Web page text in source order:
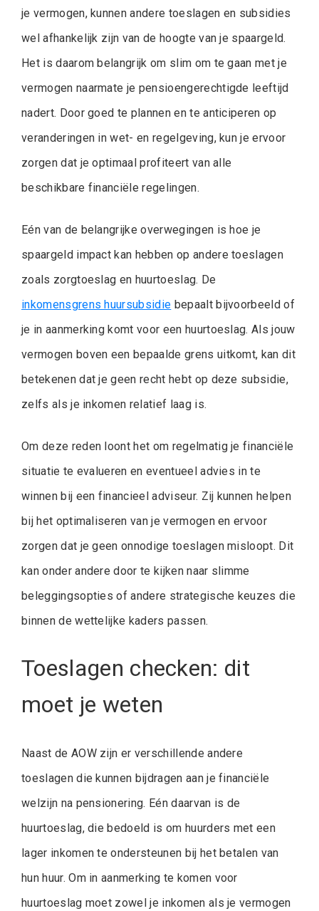
je vermogen, kunnen andere toeslagen en subsidies
wel afhankelijk zijn van de hoogte van je spaargeld.
Het is daarom belangrijk om slim om te gaan met je
vermogen naarmate je pensioengerechtigde leeftijd
nadert. Door goed te plannen en te anticiperen op
veranderingen in wet- en regelgeving, kun je ervoor
zorgen dat je optimaal profiteert van alle
beschikbare financiële regelingen.
Eén van de belangrijke overwegingen is hoe je
spaargeld impact kan hebben op andere toeslagen
zoals zorgtoeslag en huurtoeslag. De
inkomensgrens huursubsidie bepaalt bijvoorbeeld of
je in aanmerking komt voor een huurtoeslag. Als jouw
vermogen boven een bepaalde grens uitkomt, kan dit
betekenen dat je geen recht hebt op deze subsidie,
zelfs als je inkomen relatief laag is.
Om deze reden loont het om regelmatig je financiële
situatie te evalueren en eventueel advies in te
winnen bij een financieel adviseur. Zij kunnen helpen
bij het optimaliseren van je vermogen en ervoor
zorgen dat je geen onnodige toeslagen misloopt. Dit
kan onder andere door te kijken naar slimme
beleggingsopties of andere strategische keuzes die
binnen de wettelijke kaders passen.
Toeslagen checken: dit
moet je weten
Naast de AOW zijn er verschillende andere
toeslagen die kunnen bijdragen aan je financiële
welzijn na pensionering. Eén daarvan is de
huurtoeslag, die bedoeld is om huurders met een
lager inkomen te ondersteunen bij het betalen van
hun huur. Om in aanmerking te komen voor
huurtoeslag moet zowel je inkomen als je vermogen